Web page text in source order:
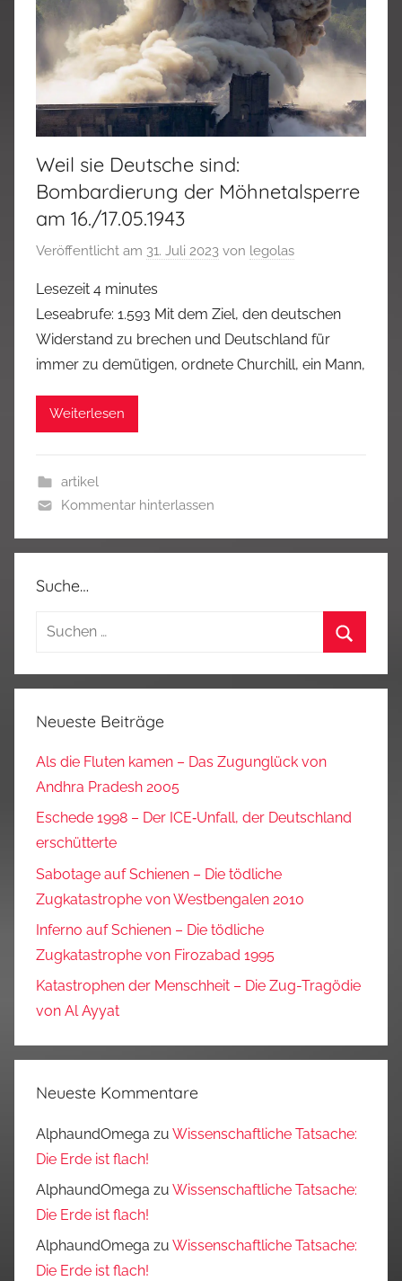
Weil sie Deutsche sind:
Bombardierung der Möhnetalsperre
am 16./17.05.1943
Veröffentlicht am 31. Juli 2023 von legolas
Lesezeit 4 minutes
Leseabrufe: 1.593 Mit dem Ziel, den deutschen
Widerstand zu brechen und Deutschland für
immer zu demütigen, ordnete Churchill, ein Mann,
Weiterlesen
artikel
Kommentar hinterlassen
Suche…
Suchen
Neueste Beiträge
Als die Fluten kamen – Das Zugunglück von
Andhra Pradesh 2005
Eschede 1998 – Der ICE‑Unfall, der Deutschland
erschütterte
Sabotage auf Schienen – Die tödliche
Zugkatastrophe von Westbengalen 2010
Inferno auf Schienen – Die tödliche
Zugkatastrophe von Firozabad 1995
Katastrophen der Menschheit – Die Zug-Tragödie
von Al Ayyat
Neueste Kommentare
AlphaundOmega zu Wissenschaftliche Tatsache:
Die Erde ist flach!
AlphaundOmega zu Wissenschaftliche Tatsache:
Die Erde ist flach!
AlphaundOmega zu Wissenschaftliche Tatsache:
Die Erde ist flach!